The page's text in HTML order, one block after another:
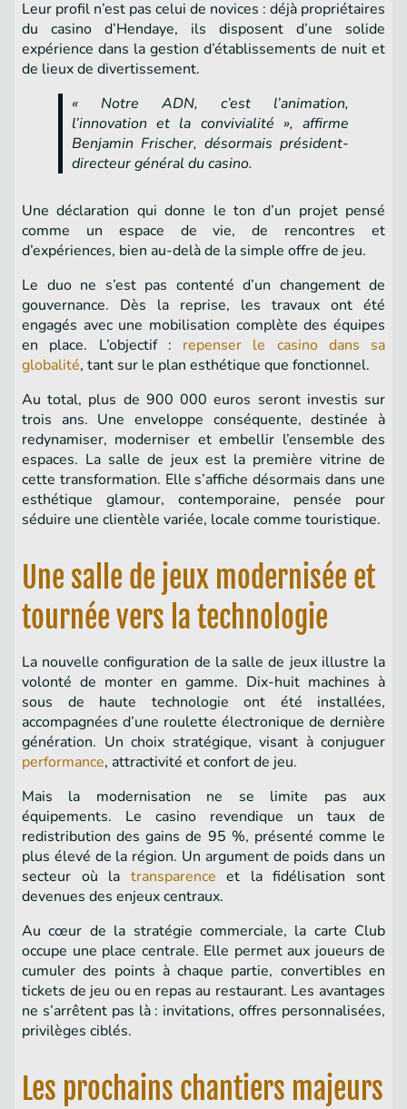
Leur profil n’est pas celui de novices : déjà propriétaires
du casino d’Hendaye, ils disposent d’une solide
expérience dans la gestion d’établissements de nuit et
de lieux de divertissement.
« Notre ADN, c’est l’animation,
l’innovation et la convivialité », affirme
Benjamin Frischer, désormais président-
directeur général du casino.
Une déclaration qui donne le ton d’un projet pensé
comme un espace de vie, de rencontres et
d’expériences, bien au-delà de la simple offre de jeu.
Le duo ne s’est pas contenté d’un changement de
gouvernance. Dès la reprise, les travaux ont été
engagés avec une mobilisation complète des équipes
en place. L’objectif : repenser le casino dans sa
globalité, tant sur le plan esthétique que fonctionnel.
Au total, plus de 900 000 euros seront investis sur
trois ans. Une enveloppe conséquente, destinée à
redynamiser, moderniser et embellir l’ensemble des
espaces. La salle de jeux est la première vitrine de
cette transformation. Elle s’affiche désormais dans une
esthétique glamour, contemporaine, pensée pour
séduire une clientèle variée, locale comme touristique.
Une salle de jeux modernisée et
tournée vers la technologie
La nouvelle configuration de la salle de jeux illustre la
volonté de monter en gamme. Dix-huit machines à
sous de haute technologie ont été installées,
accompagnées d’une roulette électronique de dernière
génération. Un choix stratégique, visant à conjuguer
performance, attractivité et confort de jeu.
Mais la modernisation ne se limite pas aux
équipements. Le casino revendique un taux de
redistribution des gains de 95 %, présenté comme le
plus élevé de la région. Un argument de poids dans un
secteur où la transparence et la fidélisation sont
devenues des enjeux centraux.
Au cœur de la stratégie commerciale, la carte Club
occupe une place centrale. Elle permet aux joueurs de
cumuler des points à chaque partie, convertibles en
tickets de jeu ou en repas au restaurant. Les avantages
ne s’arrêtent pas là : invitations, offres personnalisées,
privilèges ciblés.
Les prochains chantiers majeurs